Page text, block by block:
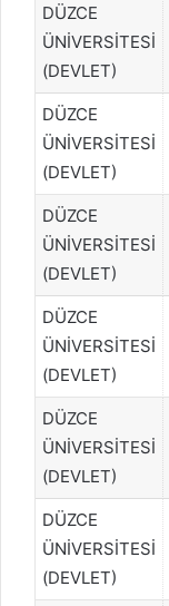
DÜZCE
ÜNİVERSİTESİ
(DEVLET)
DÜZCE
ÜNİVERSİTESİ
(DEVLET)
DÜZCE
ÜNİVERSİTESİ
(DEVLET)
DÜZCE
ÜNİVERSİTESİ
(DEVLET)
DÜZCE
ÜNİVERSİTESİ
(DEVLET)
DÜZCE
ÜNİVERSİTESİ
(DEVLET)